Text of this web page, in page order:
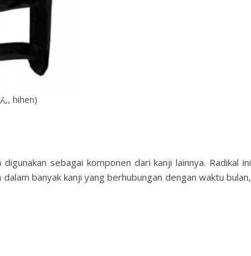
, hihen)
digunakan sebagai komponen dari kanji lainnya. Radikal ini
dalam banyak kanji yang berhubungan dengan waktu bulan,